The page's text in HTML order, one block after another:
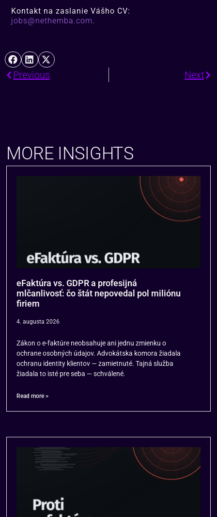
Kontakt na zaslanie Vášho CV:
jobs@nethemba.com.
Previous Next
MORE INSIGHTS
eFaktúra vs. GDPR a profesijná
mlčanlivosť: čo štát nepovedal pol miliónu
firiem
4. augusta 2026
Zákon o e-faktúre neobsahuje ani jednu zmienku o
ochrane osobných údajov. Advokátska komora žiadala
ochranu identity klientov — zamietnuté. Tajná služba
žiadala to isté pre seba — schválené.
Read more >